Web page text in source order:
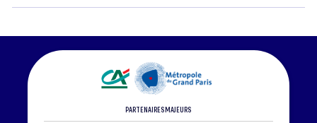
PARTENAIRES MAJEURS